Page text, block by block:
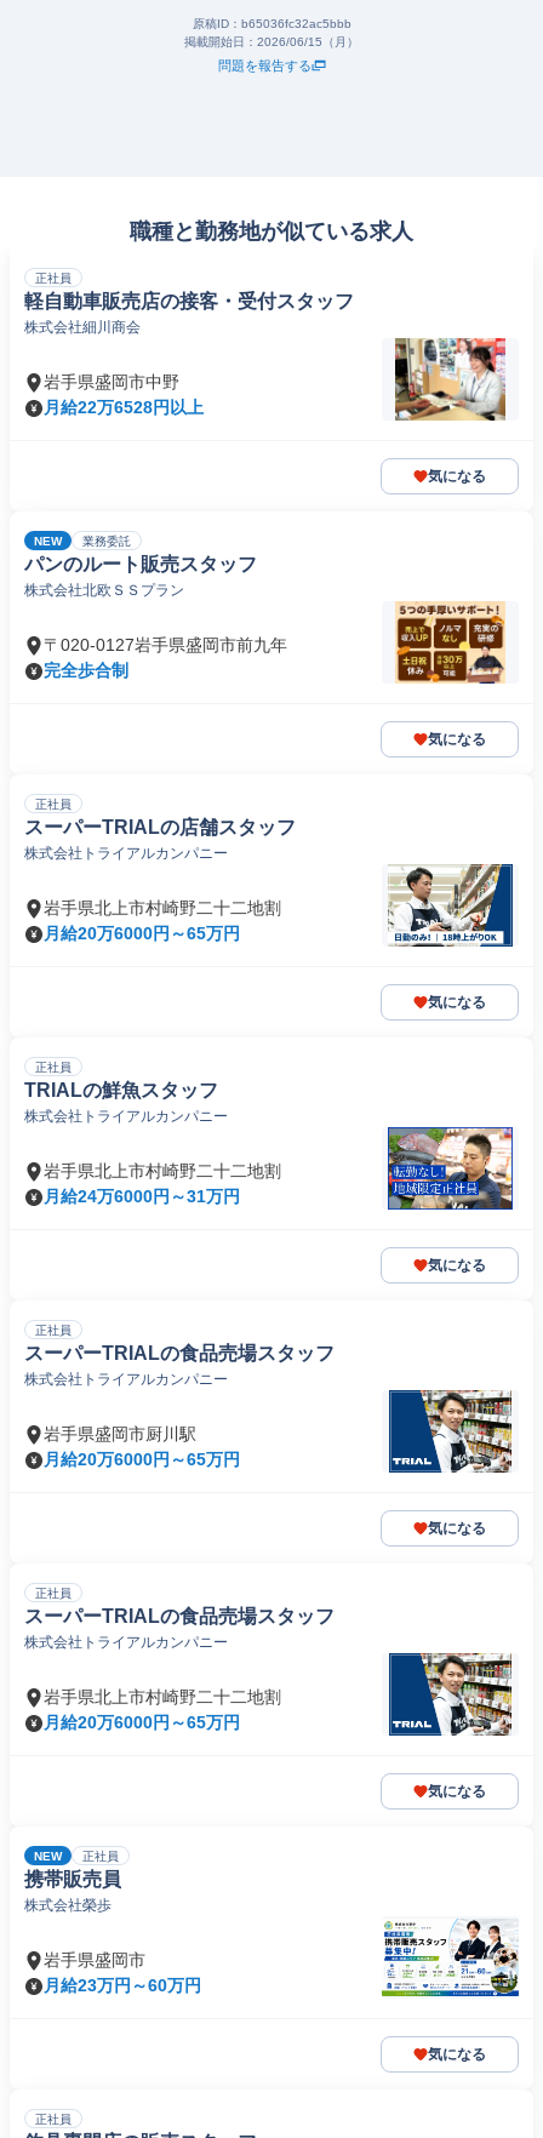
原稿ID： b65036fc32ac5bbb
掲載開始日： 2026/06/15（月）
問題を報告する
職種と勤務地が似ている求人
正社員
軽自動車販売店の接客・受付スタッフ
株式会社細川商会
岩手県盛岡市中野
月給22万6528円以上
気になる
NEW 業務委託
パンのルート販売スタッフ
株式会社北欧ＳＳプラン
〒020-0127岩手県盛岡市前九年
完全歩合制
気になる
正社員
スーパーTRIALの店舗スタッフ
株式会社トライアルカンパニー
岩手県北上市村崎野二十二地割
月給20万6000円～65万円
気になる
正社員
TRIALの鮮魚スタッフ
株式会社トライアルカンパニー
岩手県北上市村崎野二十二地割
月給24万6000円～31万円
気になる
正社員
スーパーTRIALの食品売場スタッフ
株式会社トライアルカンパニー
岩手県盛岡市厨川駅
月給20万6000円～65万円
気になる
正社員
スーパーTRIALの食品売場スタッフ
株式会社トライアルカンパニー
岩手県北上市村崎野二十二地割
月給20万6000円～65万円
気になる
NEW 正社員
携帯販売員
株式会社榮歩
岩手県盛岡市
月給23万円～60万円
気になる
正社員